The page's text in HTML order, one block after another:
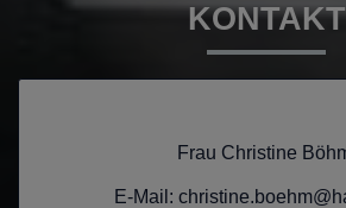
KONTAKT
Frau Christine
E-Mail: